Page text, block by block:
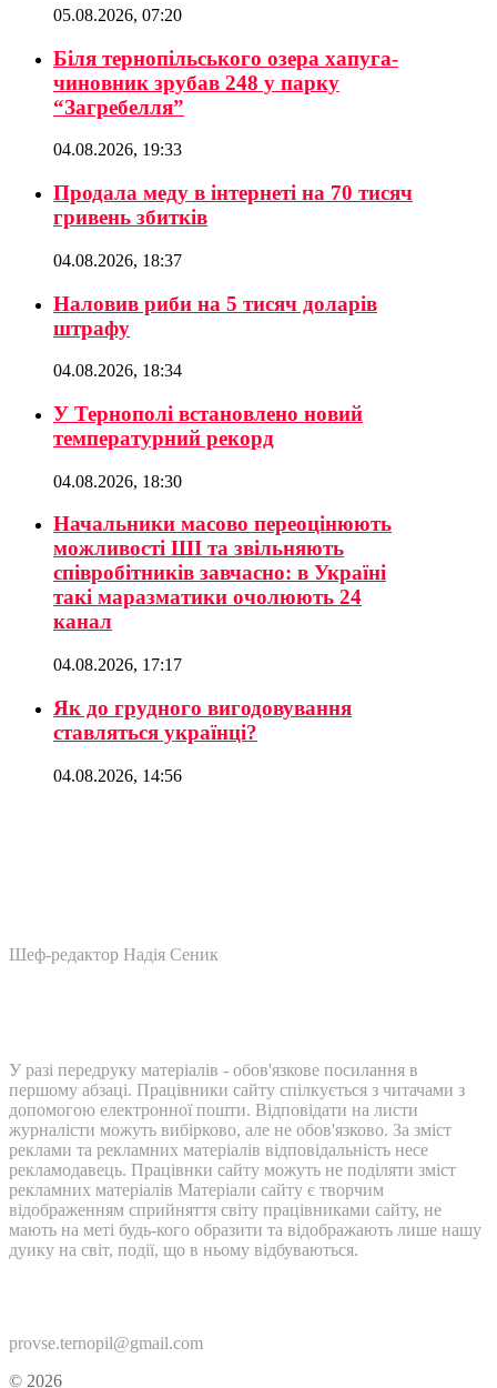
05.08.2026, 07:20
Біля тернопільського озера хапуга-
чиновник зрубав 248 у парку
“Загребелля”
04.08.2026, 19:33
Продала меду в інтернеті на 70 тисяч
гривень збитків
04.08.2026, 18:37
Наловив риби на 5 тисяч доларів
штрафу
04.08.2026, 18:34
У Тернополі встановлено новий
температурний рекорд
04.08.2026, 18:30
Начальники масово переоцінюють
можливості ШІ та звільняють
співробітників завчасно: в Україні
такі маразматики очолюють 24
канал
04.08.2026, 17:17
Як до грудного вигодовування
ставляться українці?
04.08.2026, 14:56
Шеф-редактор Надія Сеник
У разі передруку матеріалів - обов'язкове посилання в
першому абзаці. Працівники сайту спілкується з читачами з
допомогою електронної пошти. Відповідати на листи
журналісти можуть вибірково, але не обов'язково. За зміст
реклами та рекламних матеріалів відповідальність несе
рекламодавець. Працівнки сайту можуть не поділяти зміст
рекламних матеріалів Матеріали сайту є творчим
відображенням сприйняття світу працівниками сайту, не
мають на меті будь-кого образити та відображають лише нашу
дуику на світ, події, що в ньому відбуваються.
provse.ternopil@gmail.com
© 2026